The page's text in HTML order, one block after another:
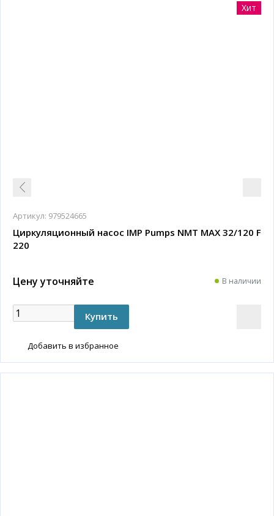
Хит
Артикул: 979524665
Циркуляционный насос IMP Pumps NMT MAX 32/120 F
220
Цену уточняйте В наличии
Добавить в избранное